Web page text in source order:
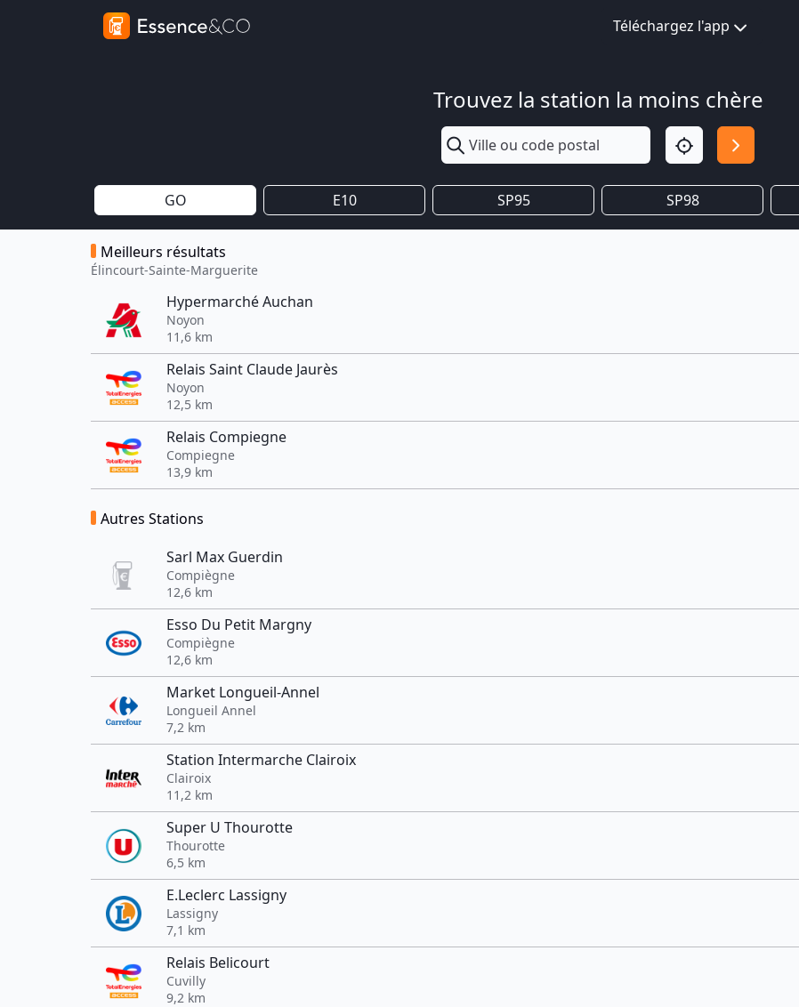
Téléchargez l'app
Trouvez la station la moins chère
GO E10 SP95 SP98
Meilleurs résultats
Élincourt-Sainte-Marguerite
Hypermarché Auchan
Noyon
11,6 km
Relais Saint Claude Jaurès
Noyon
12,5 km
Relais Compiegne
Compiegne
13,9 km
Autres Stations
Sarl Max Guerdin
Compiègne
12,6 km
Esso Du Petit Margny
Compiègne
12,6 km
Market Longueil-Annel
Longueil Annel
7,2 km
Station Intermarche Clairoix
Clairoix
11,2 km
Super U Thourotte
Thourotte
6,5 km
E.Leclerc Lassigny
Lassigny
7,1 km
Relais Belicourt
Cuvilly
9,2 km